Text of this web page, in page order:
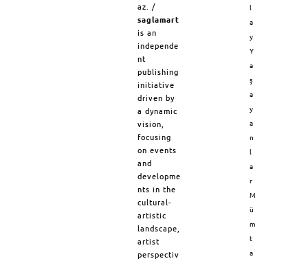
az. /
saglamart
is an
independe
nt
publishing
initiative
driven by
a dynamic
vision,
focusing
on events
and
developme
nts in the
cultural-
artistic
landscape,
artist
perspectiv
l
a
y
Y
a
ş
a
y
a
n
l
a
r
M
ü
m
t
a